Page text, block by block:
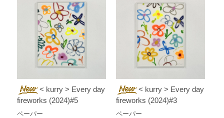
< kurry > Every day
fireworks (2024)#5
ペーパー
< kurry > Every day
fireworks (2024)#3
ペーパー